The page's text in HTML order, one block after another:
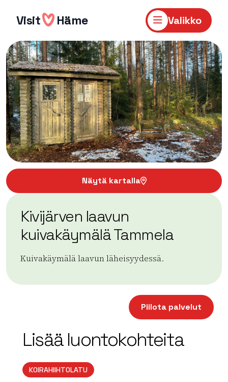
sisältöön
Visit Häme Valikko
Näytä kartalla
Kivijärven laavun
kuivakäymälä Tammela
Kuivakäymälä laavun läheisyydessä.
Leaflet| ©OpenStreetMap
Piilota palvelut
Lisää luontokohteita
KOIRAHIIHTOLATU